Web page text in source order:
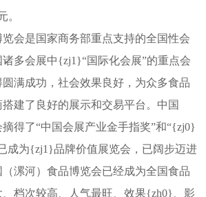
。
会是国家商务部重点支持的全国性会
多会展中{zj1}“国际化会展”的重点会
满成功，社会效果良好，为众多食品
建了良好的展示和交易平台。中国
摘得了“中国会展产业金手指奖”和“{zj0}
成为{zj1}品牌价值展览会，已阔步迈进
（漯河）食品博览会已经成为全国食品
档次较高、人气最旺、效果{zh0}、影